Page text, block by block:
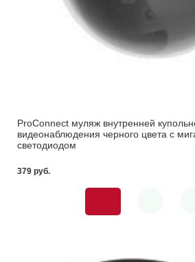
ProConnect муляж внутренней
видеонаблюдения черного цвета с
светодиодом
379 pуб.